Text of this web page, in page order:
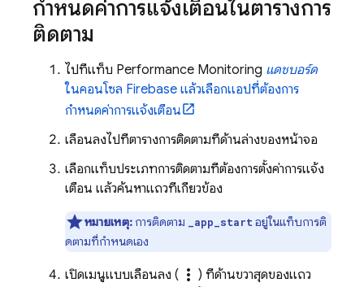
กำหนดค่าการแจ้งเตือนในตารางการ
ติดตาม
ไปที่แท็บ Performance Monitoring แดชบอร์ด
ในคอนโซล Firebase แล้วเลือกแอปที่ต้องการ
กำหนดค่าการแจ้งเตือน
เลื่อนลงไปที่ตารางการติดตามที่ด้านล่างของหน้าจอ
เลือกแท็บประเภทการติดตามที่ต้องการตั้งค่าการแจ้ง
เตือน แล้วค้นหาแถวที่เกี่ยวข้อง
หมายเหตุ: การติดตาม _app_start อยู่ในแท็บการติ
ดตามที่กำหนดเอง
เปิดเมนูแบบเลื่อนลง ( more_vert ) ที่ด้านขวาสุดของแถว